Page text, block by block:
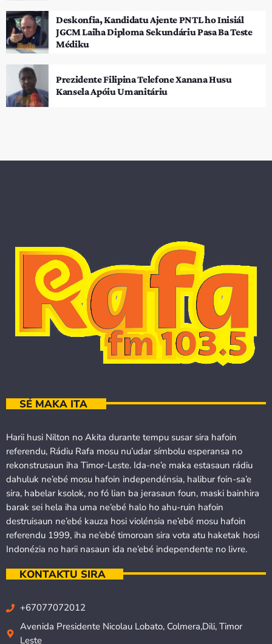
Deskonfia, Kandidatu Ajente PNTL ho Inisiál
JGCM Laiha Diploma Sekundáriu Pasa Ba Teste
Médiku
Prezidente Filipina Telefone Xanana Husu
Kansela Apóiu Umanitáriu
SÉ MAKA ITA
Harii husi Nilton no Akita durante tempu susar sira hafoin
referendu, Rádiu Rafa mosu nu’udar símbolu esperansa no
rekonstrusaun iha Timor-Leste. Ida-ne’e maka estasaun rádiu
dahuluk ne’ebé mosu hafoin independénsia, halibur foin-sa’e
sira, habelar ksolok, no fó lian ba jerasaun foun, maski bainhira
barak sei hela iha uma ne’ebé halo ho ahu-ruin hafoin
destruisaun ne’ebé kauza hosi violénsia ne’ebé mosu hafoin
referendu 1999, iha ne’ebé timoroan sira vota atu haketak hosi
Indonézia no harii nasaun ida ne’ebé independente no livre.
KONTAKTU SIRA
+67077072012
Avenida Presidente Nicolau Lobato, Colmera,Dili, Timor
Leste